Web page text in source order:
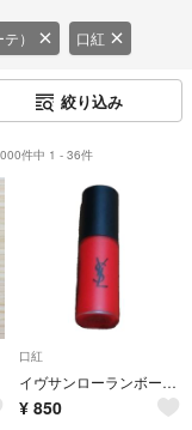
） 口紅
絞り込み
件中 1 - 36件
口紅
イヴサンローランボーテタトワージュクチュール
¥ 850